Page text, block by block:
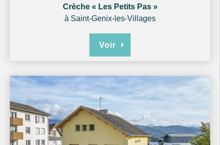
Crèche « Les Petits Pas »
à Saint-Genix-les-Villages
Voir